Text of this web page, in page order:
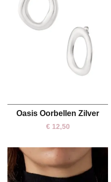
One size
Oasis Oorbellen Zilver
€12,50